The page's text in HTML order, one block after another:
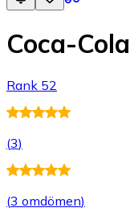
Coca-
Rank 52
(3)
(3 omdömen)